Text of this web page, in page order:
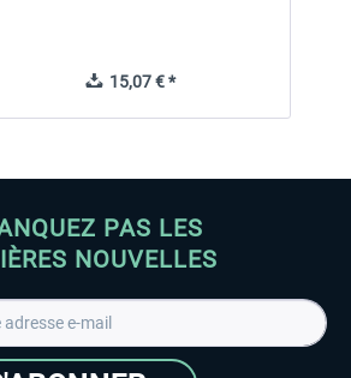
15,07 € *
PAS LES
NOUVELLES